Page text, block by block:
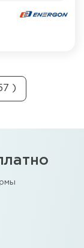
)